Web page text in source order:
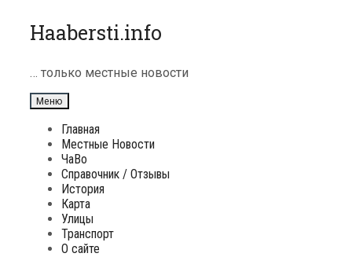
Перейти
к
Haabersti.info
… только местные новости
Меню
Главная
Местные Новости
ЧаВо
Справочник / Отзывы
История
Карта
Улицы
Транспорт
О сайте